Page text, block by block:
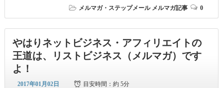
メルマガ・ステップメール メルマガ記事 0
やはりネットビジネス・アフィリエイトの
王道は、リストビジネス（メルマガ）です
よ！
2017年01月02日 目安時間：約 5分